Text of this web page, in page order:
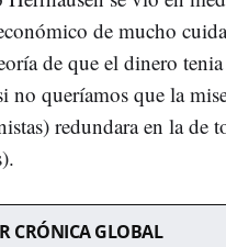
de mucho
de que el dinero
no queríamos que la
redundara en la de
CRÓNICA GLOBAL